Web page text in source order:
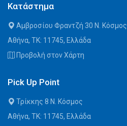
Κατάστημα
Αμβροσίου Φραντζή 30 Ν. Κόσμος
Αθήνα, ΤΚ: 11745, Ελλάδα
Προβολή στον Χάρτη
Pick Up Point
Τρίκκης 8 Ν. Κόσμος
Αθήνα, ΤΚ: 11745, Ελλάδα